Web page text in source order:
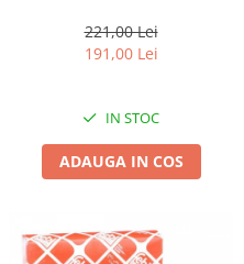
221,00 Lei
191,00 Lei
IN STOC
ADAUGA IN COS